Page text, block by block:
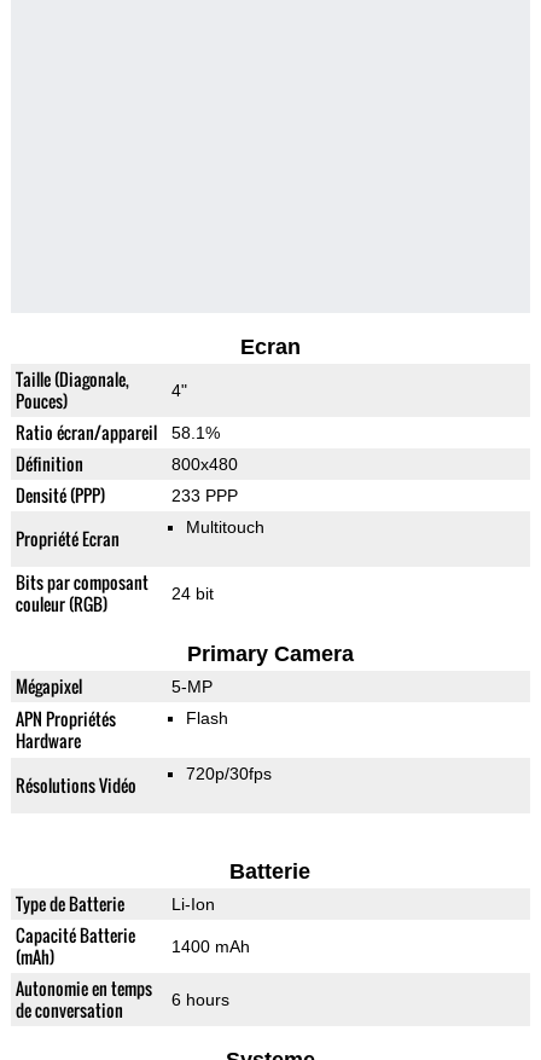
Ecran
Taille (Diagonale,
Pouces)
4"
Ratio écran/appareil 58.1%
Définition 800x480
Densité (PPP) 233 PPP
Propriété Ecran Multitouch
Bits par composant
couleur (RGB)
24 bit
Primary Camera
Mégapixel 5-MP
APN Propriétés
Hardware
Flash
Résolutions Vidéo 720p/30fps
Batterie
Type de Batterie Li-Ion
Capacité Batterie
(mAh)
1400 mAh
Autonomie en temps
de conversation
6 hours